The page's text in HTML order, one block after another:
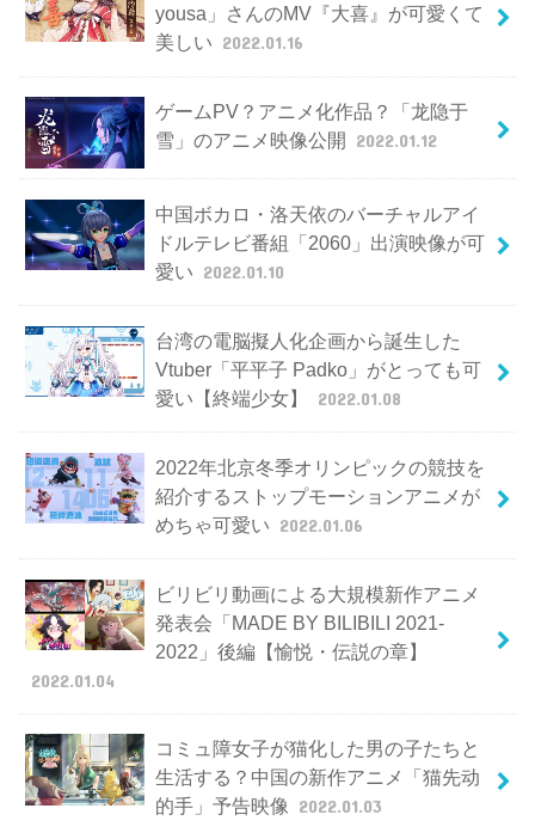
yousa」さんのMV『大喜』が可愛くて
美しい 2022.01.16
ゲームPV？アニメ化作品？「龙隐于
雪」のアニメ映像公開
2022.01.12
中国ボカロ・洛天依のバーチャルアイ
ドルテレビ番組「2060」出演映像が可
愛い 2022.01.10
台湾の電脳擬人化企画から誕生した
Vtuber「平平子 Padko」がとっても可
愛い【終端少女】
2022.01.08
2022年北京冬季オリンピックの競技を
紹介するストップモーションアニメが
めちゃ可愛い 2022.01.06
ビリビリ動画による大規模新作アニメ
発表会「MADE BY BILIBILI 2021-
2022」後編【愉悦・伝説の章】
2022.01.04
コミュ障女子が猫化した男の子たちと
生活する？中国の新作アニメ「猫先动
的手」予告映像
2022.01.03